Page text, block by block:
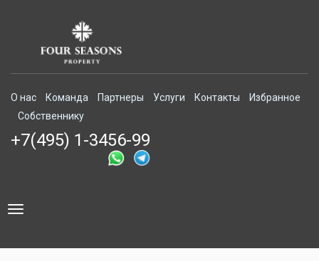
О нас Команда Партнеры Услуги Контакты
Избранное
Собственнику
+7(495) 1-3456-99
Toggle